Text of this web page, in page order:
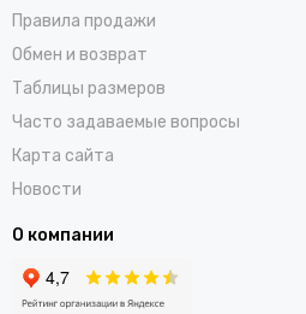
Правила продажи
Обмен и возврат
Таблицы размеров
Часто задаваемые вопросы
Карта сайта
Новости
О компании